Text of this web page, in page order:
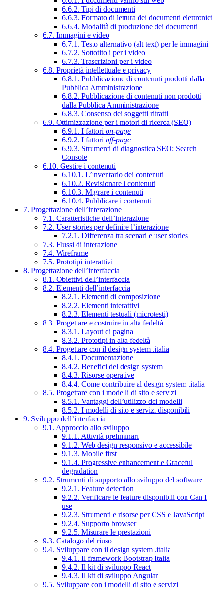
6.6.2. Tipi di documenti
6.6.3. Formato di lettura dei documenti elettronici
6.6.4. Modalità di produzione dei documenti
6.7. Immagini e video
6.7.1. Testo alternativo (alt text) per le immagini
6.7.2. Sottotitoli per i video
6.7.3. Trascrizioni per i video
6.8. Proprietà intellettuale e privacy
6.8.1. Pubblicazione di contenuti prodotti dalla
Pubblica Amministrazione
6.8.2. Pubblicazione di contenuti non prodotti
dalla Pubblica Amministrazione
6.8.3. Consenso dei soggetti ritratti
6.9. Ottimizzazione per i motori di ricerca (SEO)
6.9.1. I fattori on-page
6.9.2. I fattori off-page
6.9.3. Strumenti di diagnostica SEO: Search
Console
6.10. Gestire i contenuti
6.10.1. L’inventario dei contenuti
6.10.2. Revisionare i contenuti
6.10.3. Migrare i contenuti
6.10.4. Pubblicare i contenuti
7. Progettazione dell’interazione
7.1. Caratteristiche dell’interazione
7.2. User stories per definire l’interazione
7.2.1. Differenza tra scenari e user stories
7.3. Flussi di interazione
7.4. Wireframe
7.5. Prototipi interattivi
8. Progettazione dell’interfaccia
8.1. Obiettivi dell’interfaccia
8.2. Elementi dell’interfaccia
8.2.1. Elementi di composizione
8.2.2. Elementi interattivi
8.2.3. Elementi testuali (microtesti)
8.3. Progettare e costruire in alta fedeltà
8.3.1. Layout di pagina
8.3.2. Prototipi in alta fedeltà
8.4. Progettare con il design system .italia
8.4.1. Documentazione
8.4.2. Benefici del design system
8.4.3. Risorse operative
8.4.4. Come contribuire al design system .italia
8.5. Progettare con i modelli di sito e servizi
8.5.1. Vantaggi dell’utilizzo dei modelli
8.5.2. I modelli di sito e servizi disponibili
9. Sviluppo dell’interfaccia
9.1. Approccio allo sviluppo
9.1.1. Attività preliminari
9.1.2. Web design responsivo e accessibile
9.1.3. Mobile first
9.1.4. Progressive enhancement e Graceful
degradation
9.2. Strumenti di supporto allo sviluppo del software
9.2.1. Feature detection
9.2.2. Verificare le feature disponibili con Can I
use
9.2.3. Strumenti e risorse per CSS e JavaScript
9.2.4. Supporto browser
9.2.5. Misurare le prestazioni
9.3. Catalogo del riuso
9.4. Sviluppare con il design system .italia
9.4.1. Il framework Bootstrap Italia
9.4.2. Il kit di sviluppo React
9.4.3. Il kit di sviluppo Angular
9.5. Sviluppare con i modelli di sito e servizi